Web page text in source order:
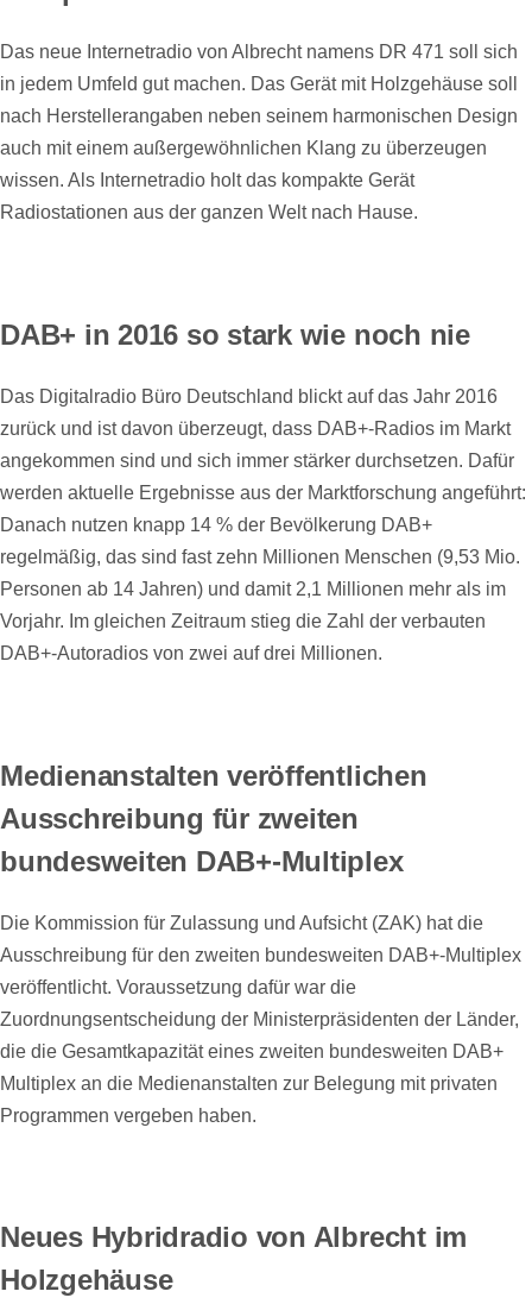
Das neue Internetradio von Albrecht namens DR 471 soll sich
in jedem Umfeld gut machen. Das Gerät mit Holzgehäuse soll
nach Herstellerangaben neben seinem harmonischen Design
auch mit einem außergewöhnlichen Klang zu überzeugen
wissen. Als Internetradio holt das kompakte Gerät
Radiostationen aus der ganzen Welt nach Hause.
DAB+ in 2016 so stark wie noch nie
Das Digitalradio Büro Deutschland blickt auf das Jahr 2016
zurück und ist davon überzeugt, dass DAB+-Radios im Markt
angekommen sind und sich immer stärker durchsetzen. Dafür
werden aktuelle Ergebnisse aus der Marktforschung angeführt:
Danach nutzen knapp 14 % der Bevölkerung DAB+
regelmäßig, das sind fast zehn Millionen Menschen (9,53 Mio.
Personen ab 14 Jahren) und damit 2,1 Millionen mehr als im
Vorjahr. Im gleichen Zeitraum stieg die Zahl der verbauten
DAB+-Autoradios von zwei auf drei Millionen.
Medienanstalten veröffentlichen
Ausschreibung für zweiten
bundesweiten DAB+-Multiplex
Die Kommission für Zulassung und Aufsicht (ZAK) hat die
Ausschreibung für den zweiten bundesweiten DAB+-Multiplex
veröffentlicht. Voraussetzung dafür war die
Zuordnungsentscheidung der Ministerpräsidenten der Länder,
die die Gesamtkapazität eines zweiten bundesweiten DAB+
Multiplex an die Medienanstalten zur Belegung mit privaten
Programmen vergeben haben.
Neues Hybridradio von Albrecht im
Holzgehäuse